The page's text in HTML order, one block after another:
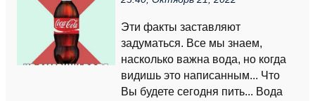
Эти факты заставляют
задуматься. Все мы знаем,
насколько важна вода, но когда
видишь это написанным... Что
Вы будете сегодня пить... Вода